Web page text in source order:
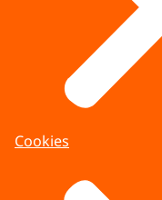
Cookies